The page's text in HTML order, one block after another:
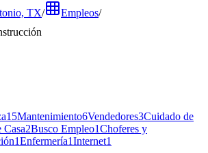
TX/ Empleos/
15Mantenimiento6Vendedores3Cuidado de
Casa2Busco Empleo1Choferes y
1Enfermería1Internet1